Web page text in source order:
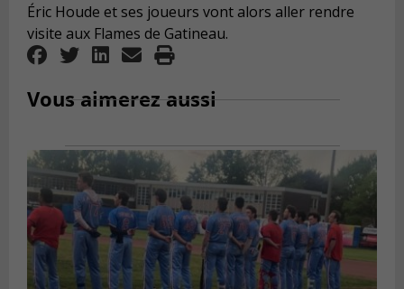
Éric Houde et ses joueurs vont alors aller rendre
visite aux Flames de Gatineau.
Vous aimerez aussi